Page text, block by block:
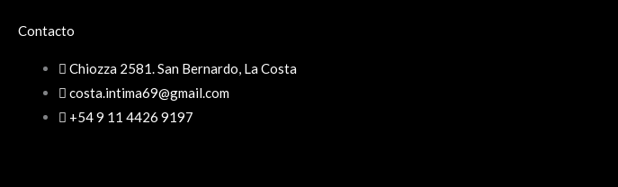
Contacto
Chiozza 2581. San Bernardo, La Costa
costa.intima69@gmail.com
+54 9 11 4426 9197